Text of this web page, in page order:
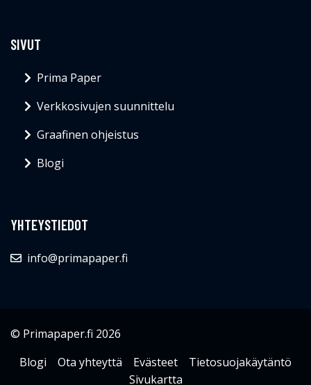
SIVUT
Prima Paper
Verkkosivujen suunnittelu
Graafinen ohjeistus
Blogi
YHTEYSTIEDOT
info@primapaper.fi
© Primapaper.fi 2026
Blogi
Ota yhteyttä Evästeet
Tietosuojakäytäntö
Sivukartta